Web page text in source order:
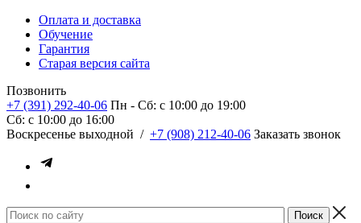
Оплата и доставка
Обучение
Гарантия
Старая версия сайта
Позвонить
+7 (391) 292-40-06 Пн - Сб: c 10:00 до 19:00
Сб: c 10:00 до 16:00
​Воскресенье выходной / +7 (908) 212-40-06 Заказать звонок